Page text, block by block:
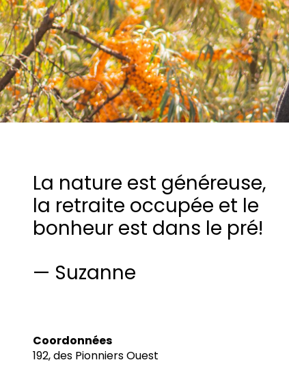
La nature est généreuse,
la retraite occupée et le
bonheur est dans le pré!
— Suzanne
Coordonnées
192, des Pionniers Ouest